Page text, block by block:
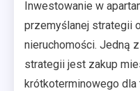
Inwestowanie w
przemyślanej strategii
nieruchomości. Jedną
strategii jest zakup
krótkoterminowego dla